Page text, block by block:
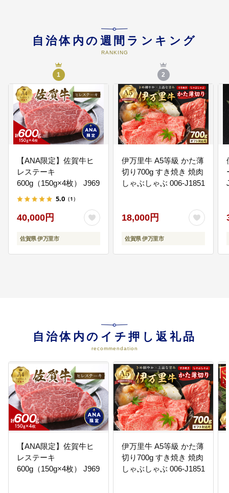
５.時代にあった都市づくりで「安
「医療体制の確保」「ふるさとづ
くりの推進」「住民が地域防災の
担い手となる環境の確保」「地域
連携による経済・生活圏の形成」
「地域における身近な移動手段の
確保」に係る事業に活用します。
自治体内の週間ランキング
RANKING
1
【ANA限定】佐賀牛ヒ
レステーキ
600g（150g×4枚） J969
5.0 （1）
40,000円
佐賀県 伊万里市
2
伊万里牛 A5等級 かた薄
切り700g すき焼き 焼肉
しゃぶしゃぶ 006-J1851
18,000円
佐賀県 伊万里市
自治体内のイチ押し返礼品
recommendation
【ANA限定】佐賀牛ヒ
レステーキ
600g（150g×4枚） J969
伊万里牛 A5等級 かた薄
切り700g すき焼き 焼肉
しゃぶしゃぶ 006-J1851